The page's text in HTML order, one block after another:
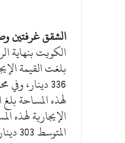
الشقق غرفتين وصالة
المتوسط 303 دينار بنهاية الربع الثاني 2024.